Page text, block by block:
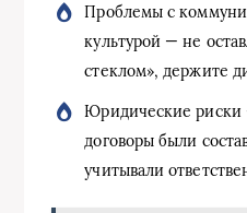
Проблемы с
культурой — не
стеклом», держите
Юридические риски
договоры были
учитывали